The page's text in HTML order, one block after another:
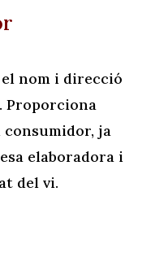
nom i direcció
Proporciona
ja
elaboradora i
del vi.